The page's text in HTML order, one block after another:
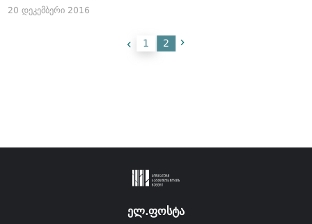
20 დეკემბერი 2016
1 2
ელ.ფოსტა